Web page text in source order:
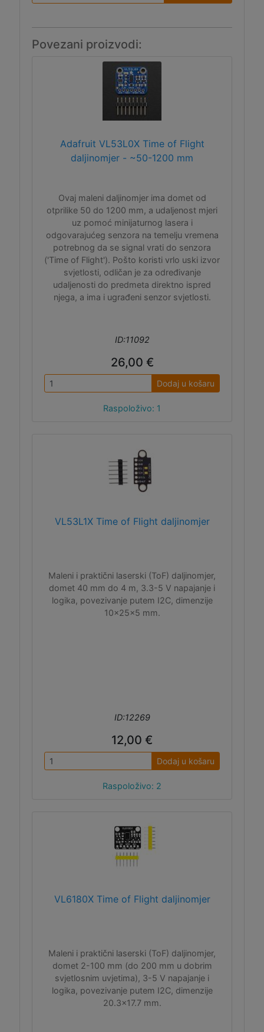
Povezani proizvodi:
Adafruit VL53L0X Time of Flight
daljinomjer - ~50-1200 mm
Ovaj maleni daljinomjer ima domet od
otprilike 50 do 1200 mm, a udaljenost mjeri
uz pomoć minijaturnog lasera i
odgovarajućeg senzora na temelju vremena
potrebnog da se signal vrati do senzora
('Time of Flight'). Pošto koristi vrlo uski izvor
svjetlosti, odličan je za određivanje
udaljenosti do predmeta direktno ispred
njega, a ima i ugrađeni senzor svjetlosti.
ID:11092
26,00 €
Dodaj u košaru
Raspoloživo: 1
VL53L1X Time of Flight daljinomjer
Maleni i praktični laserski (ToF) daljinomjer,
domet 40 mm do 4 m, 3.3-5 V napajanje i
logika, povezivanje putem I2C, dimenzije
10x25x5 mm.
ID:12269
12,00 €
Dodaj u košaru
Raspoloživo: 2
VL6180X Time of Flight daljinomjer
Maleni i praktični laserski (ToF) daljinomjer,
domet 2-100 mm (do 200 mm u dobrim
svjetlosnim uvjetima), 3-5 V napajanje i
logika, povezivanje putem I2C, dimenzije
20.3x17.7 mm.